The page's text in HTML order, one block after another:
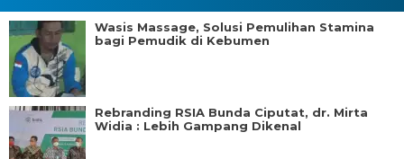
Wasis Massage, Solusi Pemulihan Stamina
bagi Pemudik di Kebumen
Rebranding RSIA Bunda Ciputat, dr. Mirta
Widia : Lebih Gampang Dikenal